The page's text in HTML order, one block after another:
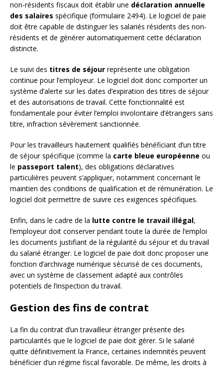
non-résidents fiscaux doit établir une déclaration annuelle
des salaires spécifique (formulaire 2494). Le logiciel de paie
doit être capable de distinguer les salariés résidents des non-
résidents et de générer automatiquement cette déclaration
distincte.
Le suivi des titres de séjour représente une obligation
continue pour l’employeur. Le logiciel doit donc comporter un
système d’alerte sur les dates d’expiration des titres de séjour
et des autorisations de travail. Cette fonctionnalité est
fondamentale pour éviter l’emploi involontaire d’étrangers sans
titre, infraction sévèrement sanctionnée.
Pour les travailleurs hautement qualifiés bénéficiant d’un titre
de séjour spécifique (comme la carte bleue européenne ou
le passeport talent), des obligations déclaratives
particulières peuvent s’appliquer, notamment concernant le
maintien des conditions de qualification et de rémunération. Le
logiciel doit permettre de suivre ces exigences spécifiques.
Enfin, dans le cadre de la lutte contre le travail illégal,
l’employeur doit conserver pendant toute la durée de l’emploi
les documents justifiant de la régularité du séjour et du travail
du salarié étranger. Le logiciel de paie doit donc proposer une
fonction d’archivage numérique sécurisé de ces documents,
avec un système de classement adapté aux contrôles
potentiels de l’inspection du travail.
Gestion des fins de contrat
La fin du contrat d’un travailleur étranger présente des
particularités que le logiciel de paie doit gérer. Si le salarié
quitte définitivement la France, certaines indemnités peuvent
bénéficier d’un régime fiscal favorable. De même, les droits à